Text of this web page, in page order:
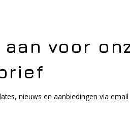
voor
nieuws en aanbiedingen via email
de duur van de activiteit), dan
gering is en slechts gedurende
geschikt moet zijn voordat u een